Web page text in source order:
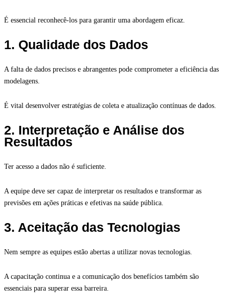
É essencial reconhecê-los para garantir uma abordagem eficaz.
1. Qualidade dos Dados
A falta de dados precisos e abrangentes pode comprometer a eficiência das
modelagens.
É vital desenvolver estratégias de coleta e atualização contínuas de dados.
2. Interpretação e Análise dos
Resultados
Ter acesso a dados não é suficiente.
A equipe deve ser capaz de interpretar os resultados e transformar as
previsões em ações práticas e efetivas na saúde pública.
3. Aceitação das Tecnologias
Nem sempre as equipes estão abertas a utilizar novas tecnologias.
A capacitação continua e a comunicação dos benefícios também são
essenciais para superar essa barreira.